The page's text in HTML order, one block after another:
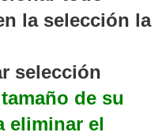
la selección la
selección
de su
eliminar el